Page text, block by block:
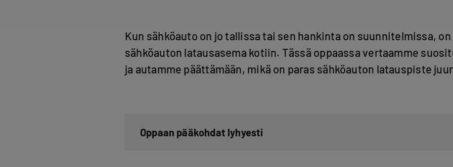
Kun sähköauto on jo tallissa tai sen hankinta on suunnitelmissa,
sähköauton latausasema kotiin. Tässä oppaassa vertaamme
ja autamme päättämään, mikä on paras sähköauton latauspiste
Oppaan pääkohdat lyhyesti